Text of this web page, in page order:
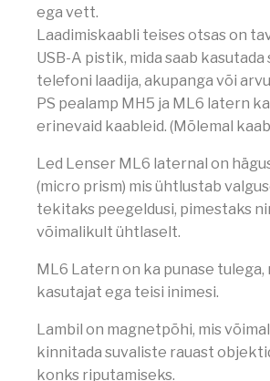
ega vett.
Laadimiskaabli teises otsas on
USB-A pistik, mida saab kasutada
telefoni laadija, akupanga või
PS pealamp MH5 ja ML6 latern
erinevaid kaableid. (Mõlemal
Led Lenser ML6 laternal on
(micro prism) mis ühtlustab
tekitaks peegeldusi, pimestaks
võimalikult ühtlaselt.
ML6 Latern on ka punase tulega,
kasutajat ega teisi inimesi.
Lambil on magnetpõhi, mis
kinnitada suvaliste rauast
konks riputamiseks.